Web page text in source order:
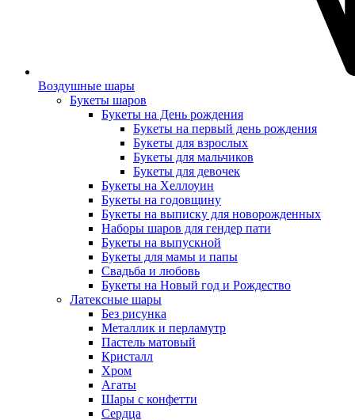
Воздушные шары
Букеты шаров
Букеты на День рождения
Букеты на первый день рождения
Букеты для взрослых
Букеты для мальчиков
Букеты для девочек
Букеты на Хеллоуин
Букеты на годовщину
Букеты на выписку для новорожденных
Наборы шаров для гендер пати
Букеты на выпускной
Букеты для мамы и папы
Свадьба и любовь
Букеты на Новый год и Рождество
Латексные шары
Без рисунка
Металлик и перламутр
Пастель матовый
Кристалл
Хром
Агаты
Шары с конфетти
Сердца